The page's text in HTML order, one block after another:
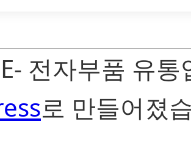
전자부품 유
로 만들어졌